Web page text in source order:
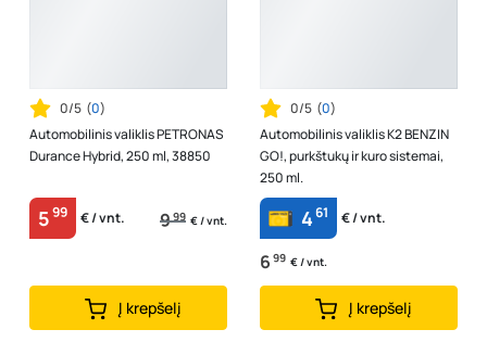
0/5 (0)
Automobilinis valiklis PETRONAS
Durance Hybrid, 250 ml, 38850
599 € / vnt. 999 € / vnt.
Į krepšelį
0/5 (0)
Automobilinis valiklis K2 BENZIN
GO!, purkštukų ir kuro sistemai,
250 ml.
461 € / vnt.
6 99 € / vnt.
Į krepšelį